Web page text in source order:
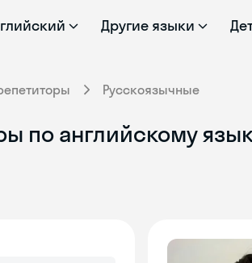
Другие языки
Русскоязычные
по английскому